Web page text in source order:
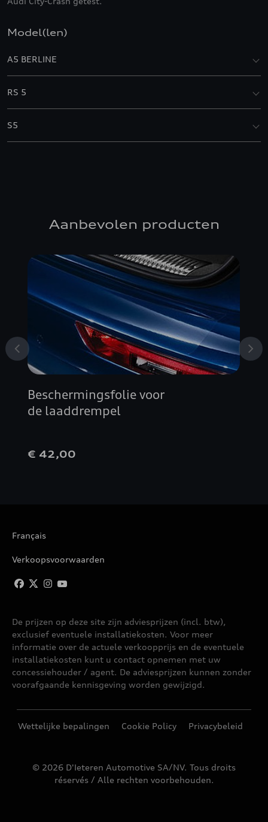
Model(len)
A5 BERLINE
RS 5
S5
Aanbevolen producten
Beschermingsfolie voor
de laaddrempel
€ 42,00
Français
Verkoopsvoorwaarden
De prijzen op deze site zijn adviesprijzen (incl. btw),
exclusief eventuele installatiekosten. Voor meer
informatie over de actuele verkoopprijs en de eventuele
installatiekosten kunt u contact opnemen met uw
concessiehouder / agent. De adviesprijzen kunnen zonder
voorafgaande kennisgeving worden gewijzigd.
Wettelijke bepalingen Cookie Policy Privacybeleid
© 2026 D'Ieteren Automotive SA/NV. Tous droits
réservés / Alle rechten voorbehouden.